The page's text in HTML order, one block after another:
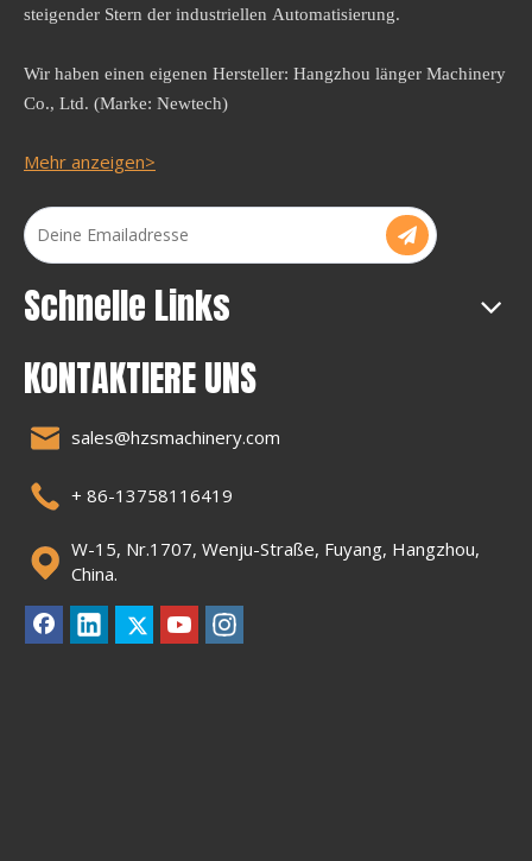
PBAT-Stroh-Extrusionsmaschine
PHA STRAW-Extrusionsmaschine
Biologisch abbaubare Strohmaschine
Über Sonnenaufgang.
Hangzhou Fuyang Sunrise Machinery Co., Ltd.. Ist ein
steigender Stern der industriellen Automatisierung.
Co., Ltd. (Marke: Newtech)
Mehr anzeigen>
Schnelle Links
KONTAKTIERE UNS